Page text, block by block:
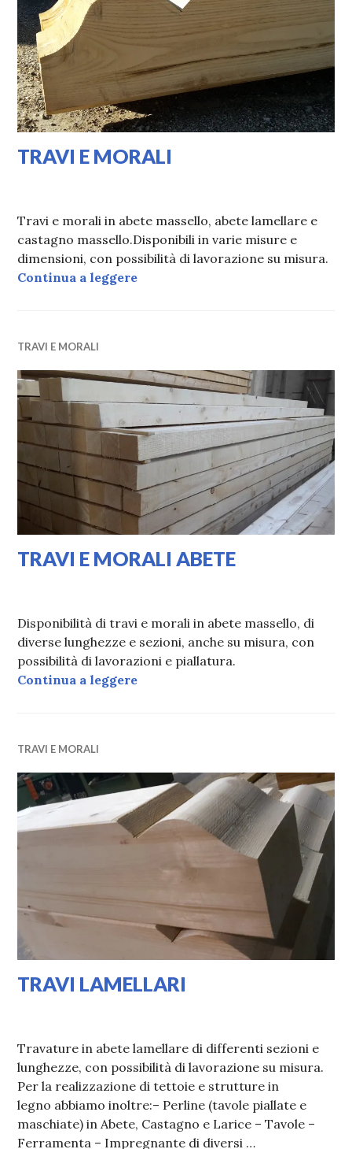
TRAVI E MORALI
Travi e morali in abete massello, abete lamellare e
castagno massello.Disponibili in varie misure e
dimensioni, con possibilità di lavorazione su misura.
Continua a leggereTRAVI E MORALI
TRAVI E MORALI
TRAVI E MORALI ABETE
Disponibilità di travi e morali in abete massello, di
diverse lunghezze e sezioni, anche su misura, con
possibilità di lavorazioni e piallatura.
Continua a leggereTRAVI E MORALI ABETE
TRAVI E MORALI
TRAVI LAMELLARI
Travature in abete lamellare di differenti sezioni e
lunghezze, con possibilità di lavorazione su misura.
Per la realizzazione di tettoie e strutture in
legno abbiamo inoltre:– Perline (tavole piallate e
maschiate) in Abete, Castagno e Larice – Tavole –
Ferramenta – Impregnante di diversi …